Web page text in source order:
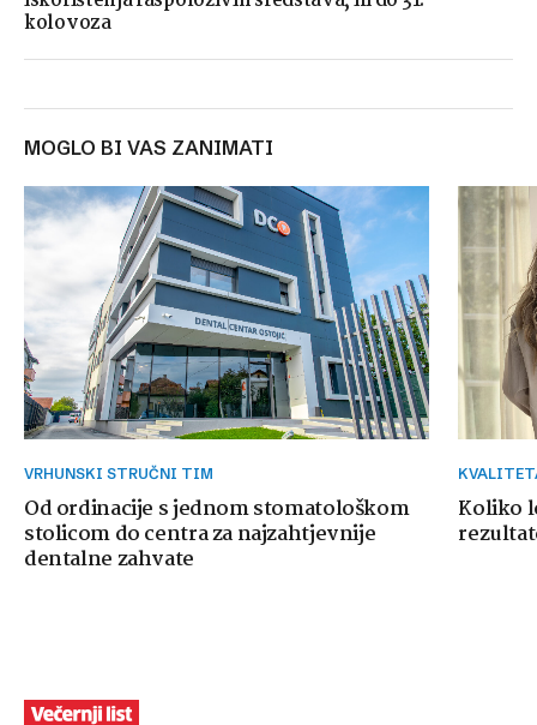
kolovoza
MOGLO BI VAS ZANIMATI
VRHUNSKI STRUČNI TIM
Od ordinacije s jednom stomatološkom
stolicom do centra za najzahtjevnije
dentalne zahvate
Koliko